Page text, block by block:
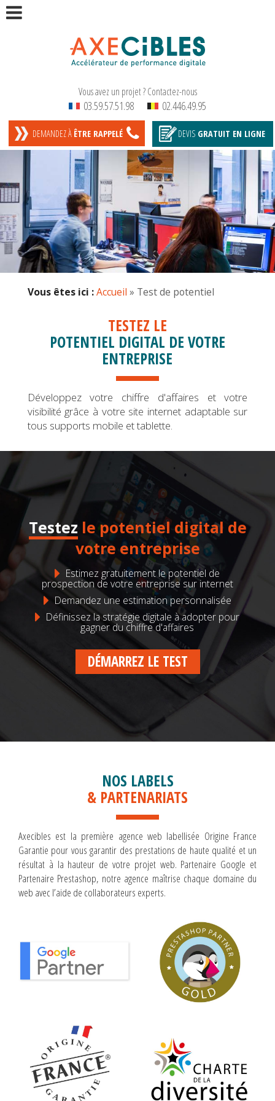
Vous avez un projet ? Contactez-nous
03.59.57.51.98 02.446.49.95
DEMANDEZ À ÊTRE RAPPELÉ DEVIS GRATUIT EN LIGNE
Vous êtes ici :Accueil » Test de potentiel
TESTEZ LE
POTENTIEL DIGITAL DE VOTRE
ENTREPRISE
Développez votre chiffre d'affaires et votre
visibilité grâce à votre site internet adaptable sur
tous supports mobile et tablette.
Testez le potentiel digital de
votre entreprise
Estimez gratuitement le potentiel de
prospection de votre entreprise sur internet
Demandez une estimation personnalisée
Définissez la stratégie digitale à adopter pour
gagner du chiffre d'affaires
DÉMARREZ LE TEST
NOS LABELS
& PARTENARIATS
Axecibles est la première agence web labellisée Origine France
Garantie pour vous garantir des prestations de haute qualité et un
résultat à la hauteur de votre projet web. Partenaire Google et
Partenaire Prestashop, notre agence maîtrise chaque domaine du
web avec l’aide de collaborateurs experts.